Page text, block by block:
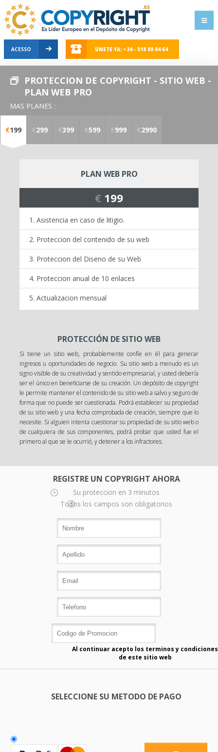
ACESSO ÚNETE YA: +34 - 518 88 04 64
PROTECCION DE COPYRIGHT - SITIO WEB -
PLAN WEB PRO
MAS PLANES :
€199 €299 €399 €599 €999 €2990
PLAN WEB PRO
€ 199
Asistencia en caso de litigio.
Proteccion del contenido de su web
Proteccion del Diseno de su Web
Proteccion anual de 10 enlaces
Actualizacion mensual
PROTECCIÓN DE SITIO WEB
Si tiene un sitio web, probablemente confíe en él para generar
ingresos u oportunidades de negocio. Su sitio web a menudo es un
signo visible de su creatividad y sentido empresarial, y usted debería
ser el único en beneficiarse de su creación. Un depósito de copyright
le permite mantener el contenido de su sitio web a salvo y seguro de
forma que no puede ser cuestionada. Podrá establecer su propiedad
de su sitio web y una fecha comprobada de creación, siempre que lo
necesite. Si alguien intenta cuestionar su propiedad de su sitio web o
de cualquiera de sus componentes, podrá probar que usted fue el
primero al que se le ocurrió, y detener a los infractores.
REGISTRE UN COPYRIGHT AHORA
Su proteccion en 3 minutos
Todos los campos son obligatorios
Al continuar acepto los terminos y condiciones
de este sitio web
SELECCIONE SU METODO DE PAGO